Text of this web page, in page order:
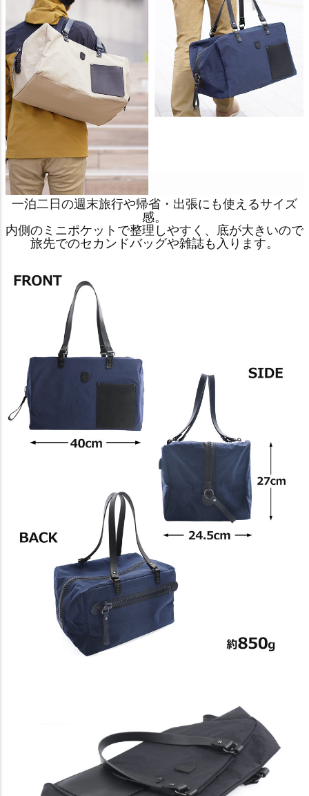
一泊二日の週末旅行や帰省・出張にも使えるサイズ
感。
内側のミニポケットで整理しやすく、底が大きいので
旅先でのセカンドバッグや雑誌も入ります。